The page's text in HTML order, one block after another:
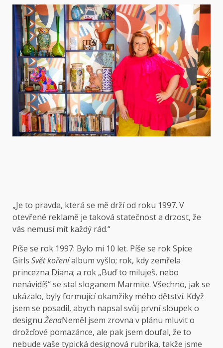
„Je to pravda, která se mě drží od roku 1997. V
otevřené reklamě je taková statečnost a drzost, že
vás nemusí mít každý rád.“
Píše se rok 1997: Bylo mi 10 let. Píše se rok Spice
Girls Svět kořeníalbum vyšlo; rok, kdy zemřela
princezna Diana; a rok „Buď to miluješ, nebo
nenávidíš“ se stal sloganem Marmite. Všechno, jak se
ukázalo, byly formující okamžiky mého dětství. Když
jsem se posadil, abych napsal svůj první sloupek o
designu ŽenaNeměl jsem zrovna v plánu mluvit o
drožďové pomazánce, ale pak jsem doufal, že to
nebude vaše typická designová rubrika, takže jsme